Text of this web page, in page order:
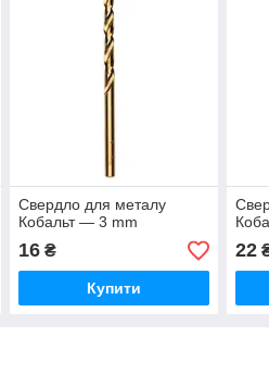
Свердло для металу
Кобальт — 3 mm
16₴
Купити
22